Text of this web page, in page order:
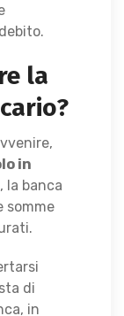
la
in
, la banca
somme
di
in